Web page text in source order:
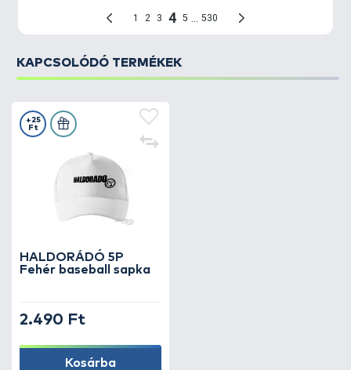
KAPCSOLÓDÓ TERMÉKEK
HALDORÁDÓ 5P
Fehér baseball sapka
+25
Ft
2.490 Ft
Kosárba